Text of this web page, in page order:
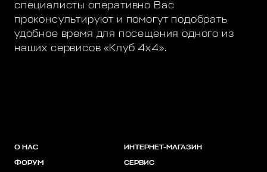
специалисты оперативно Вас
проконсультируют и помогут подобрать
удобное время для посещения одного из
наших сервисов «Клуб 4х4».
О НАС
ФОРУМ
ИНТЕРНЕТ-МАГАЗИН
СЕРВИС